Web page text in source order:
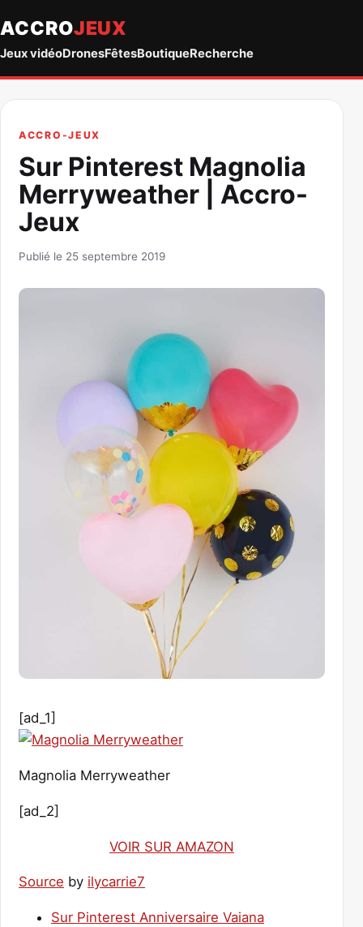
ACCROJEUX
Jeux vidéoDronesFêtesBoutiqueRecherche
ACCRO-JEUX
Sur Pinterest Magnolia
Merryweather | Accro-
Jeux
Publié le 25 septembre 2019
[ad_1]
Magnolia Merryweather
[ad_2]
VOIR SUR AMAZON
Source by ilycarrie7
Sur Pinterest Anniversaire Vaiana